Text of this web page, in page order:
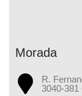
Morada
R.
3040-381